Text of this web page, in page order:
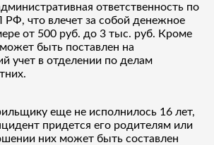
ответственность по
РФ, что влечет за собой денежное
от 500 руб. до 3 тыс. руб. Кроме
быть поставлен на
учет в отделении по делам
еще не исполнилось 16 лет,
придется его родителям или
них может быть составлен